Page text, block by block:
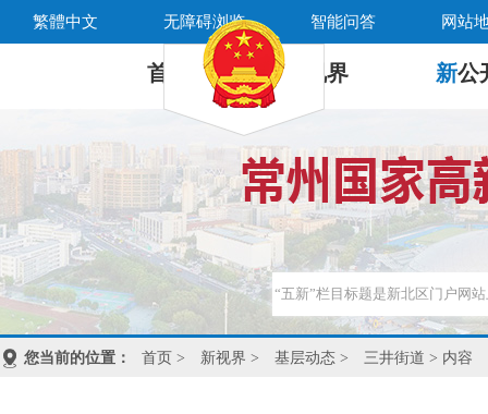
繁體中文 无障碍浏览 智能问答 网站
首 页 新 视界 新公
您当前的位置： 首页 > 新视界 > 基层动态 > 三井街道 > 内容